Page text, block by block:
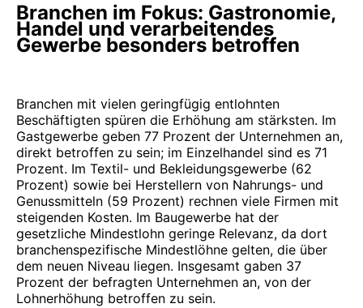
Branchen im Fokus: Gastronomie,
Handel und verarbeitendes
Gewerbe besonders betroffen
Branchen mit vielen geringfügig entlohnten
Beschäftigten spüren die Erhöhung am stärksten. Im
Gastgewerbe geben 77 Prozent der Unternehmen an,
direkt betroffen zu sein; im Einzelhandel sind es 71
Prozent. Im Textil- und Bekleidungsgewerbe (62
Prozent) sowie bei Herstellern von Nahrungs- und
Genussmitteln (59 Prozent) rechnen viele Firmen mit
steigenden Kosten. Im Baugewerbe hat der
gesetzliche Mindestlohn geringe Relevanz, da dort
branchenspezifische Mindestlöhne gelten, die über
dem neuen Niveau liegen. Insgesamt gaben 37
Prozent der befragten Unternehmen an, von der
Lohnerhöhung betroffen zu sein.